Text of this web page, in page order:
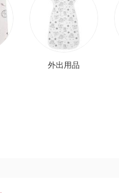
外出用品